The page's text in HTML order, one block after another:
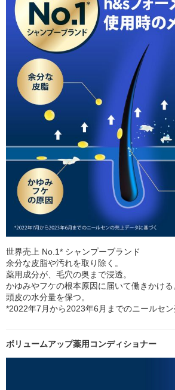
世界売上 No.1* シャンプーブランド
余分な皮脂や汚れを取り除く。
薬用成分が、毛穴の奥まで浸透。
かゆみやフケの根本原因に届いて働きかける
頭皮の水分量を保つ。
*2022年7月から2023年6月までのニールセン
ボリュームアップ薬用コンディショナー